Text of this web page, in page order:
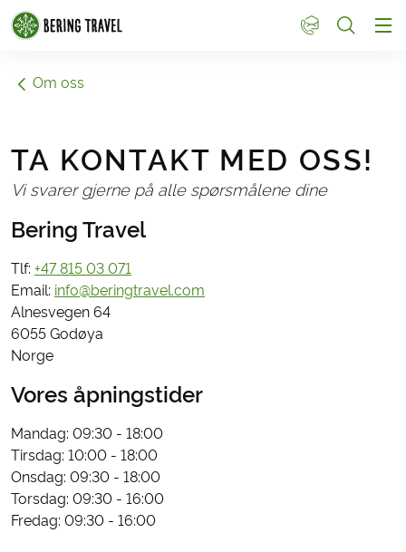
1
Om oss
TA KONTAKT MED OSS!
Vi svarer gjerne på alle spørsmålene dine
Bering Travel
Tlf: +47 815 03 071
Email: info@beringtravel.com
Alnesvegen 64
6055 Godøya
Norge
Vores åpningstider
Mandag: 09:30 - 18:00
Tirsdag: 10:00 - 18:00
Onsdag: 09:30 - 18:00
Torsdag: 09:30 - 16:00
Fredag: 09:30 - 16:00